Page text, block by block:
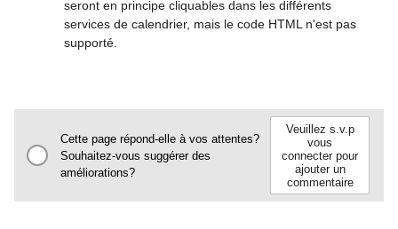
seront en principe cliquables dans les différents
services de calendrier, mais le code HTML n'est pas
supporté.
Cette page répond-elle à vos attentes?
Souhaitez-vous suggérer des
améliorations?
Veuillez s.v.p
vous
connecter pour
ajouter un
commentaire